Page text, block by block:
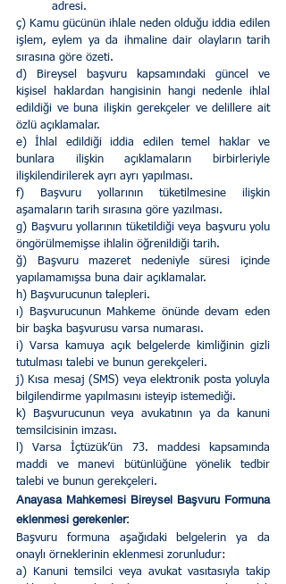
adresi.
ç) Kamu gücünün ihlale neden olduğu iddia edilen
işlem, eylem ya da ihmaline dair olayların tarih
sırasına göre özeti.
d) Bireysel başvuru kapsamındaki güncel ve
kişisel haklardan hangisinin hangi nedenle ihlal
edildiği ve buna ilişkin gerekçeler ve delillere ait
özlü açıklamalar.
e) İhlal edildiği iddia edilen temel haklar ve
bunlara ilişkin açıklamaların birbirleriyle
ilişkilendirilerek ayrı ayrı yapılması.
f) Başvuru yollarının tüketilmesine ilişkin
aşamaların tarih sırasına göre yazılması.
g) Başvuru yollarının tüketildiği veya başvuru yolu
öngörülmemişse ihlalin öğrenildiği tarih.
ğ) Başvuru mazeret nedeniyle süresi içinde
yapılamamışsa buna dair açıklamalar.
h) Başvurucunun talepleri.
ı) Başvurucunun Mahkeme önünde devam eden
bir başka başvurusu varsa numarası.
i) Varsa kamuya açık belgelerde kimliğinin gizli
tutulması talebi ve bunun gerekçeleri.
j) Kısa mesaj (SMS) veya elektronik posta yoluyla
bilgilendirme yapılmasını isteyip istemediği.
k) Başvurucunun veya avukatının ya da kanuni
temsilcisinin imzası.
l) Varsa İçtüzük’ün 73. maddesi kapsamında
maddi ve manevi bütünlüğüne yönelik tedbir
talebi ve bunun gerekçeleri.
Anayasa Mahkemesi Bireysel Başvuru Formuna
eklenmesi gerekenler:
Başvuru formuna aşağıdaki belgelerin ya da
onaylı örneklerinin eklenmesi zorunludur:
a) Kanuni temsilci veya avukat vasıtasıyla takip